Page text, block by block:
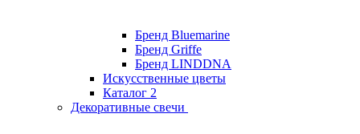
Бренд Bluemarine
Бренд Griffe
Бренд LINDDNA
Искусственные цветы
Каталог 2
Декоративные свечи